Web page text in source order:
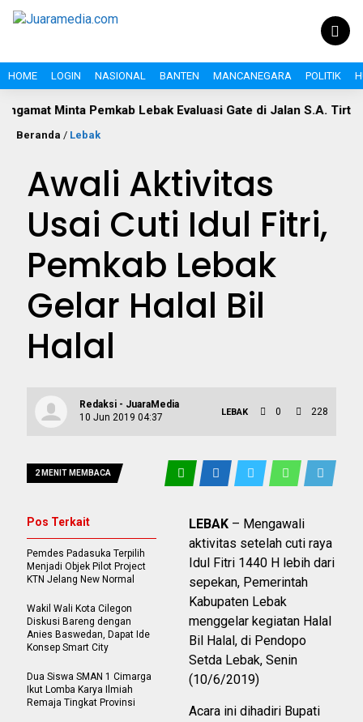
HOME LOGIN NASIONAL BANTEN MANCANEGARA POLITIK
Pemkab Lebak Evaluasi Gate di Jalan S.A. Tirtayasa
Beranda / Lebak
Awali Aktivitas
Usai Cuti Idul Fitri,
Pemkab Lebak
Gelar Halal Bil
Halal
Redaksi - JuaraMedia
10 Jun 2019 04:37
LEBAK 0 228
2 MENIT MEMBACA
LEBAK – Mengawali
aktivitas setelah cuti raya
Idul Fitri 1440 H lebih dari
sepekan, Pemerintah
Kabupaten Lebak
menggelar kegiatan Halal
Bil Halal, di Pendopo
Setda Lebak, Senin
(10/6/2019)
Acara ini dihadiri Bupati
Pos Terkait
Pemdes Padasuka Terpilih
Menjadi Objek Pilot Project
KTN Jelang New Normal
Wakil Wali Kota Cilegon
Diskusi Bareng dengan
Anies Baswedan, Dapat Ide
Konsep Smart City
Dua Siswa SMAN 1 Cimarga
Ikut Lomba Karya Ilmiah
Remaja Tingkat Provinsi